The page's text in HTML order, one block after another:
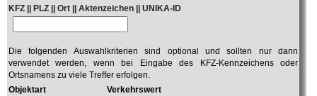
KFZ || PLZ || Ort || Aktenzeichen || UNIKA-ID
Die folgenden Auswahlkriterien sind optional und sollten nur dann
verwendet werden, wenn bei Eingabe des KFZ-Kennzeichens oder
Ortsnamens zu viele Treffer erfolgen.
Objektart
Verkehrswert